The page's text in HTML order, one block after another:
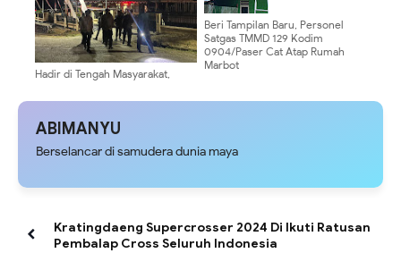
Hadir di Tengah Masyarakat,
Pastikan Karubaga Tetap Aman
Beri Tampilan Baru, Personel
Satgas TMMD 129 Kodim
0904/Paser Cat Atap Rumah
Marbot
ABIMANYU
Berselancar di samudera dunia maya
Kratingdaeng Supercrosser 2024 Di Ikuti Ratusan
Pembalap Cross Seluruh Indonesia